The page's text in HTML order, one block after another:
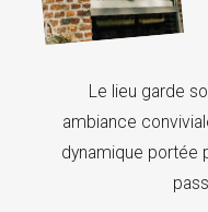
Le lieu garde
ambiance
dynamique portée